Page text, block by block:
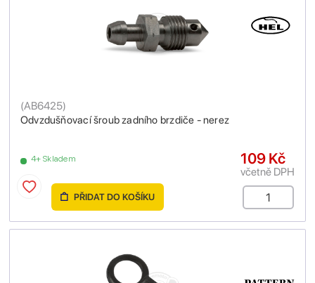
Odvzdušňovací šroub zadního brzdiče - nerez
(AB6425)
4+ Skladem 109 Kč
včetně DPH
PŘIDAT DO KOŠÍKU